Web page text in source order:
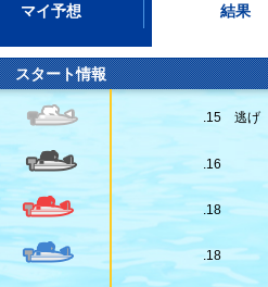
マイ予想 結果
スタート情報
.15 逃げ
.16
.18
.18